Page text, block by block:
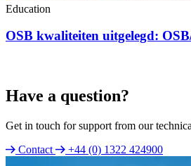
Education
OSB kwaliteiten uitgelegd:
Have a question?
Get in touch for support from our
Contact
+44 (0) 1322 424900